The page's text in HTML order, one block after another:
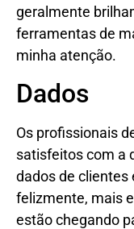
geralmente
ferramentas de
minha atenção.
Dados
Os profissionais
satisfeitos com a
dados de clientes
felizmente, mais
estão chegando